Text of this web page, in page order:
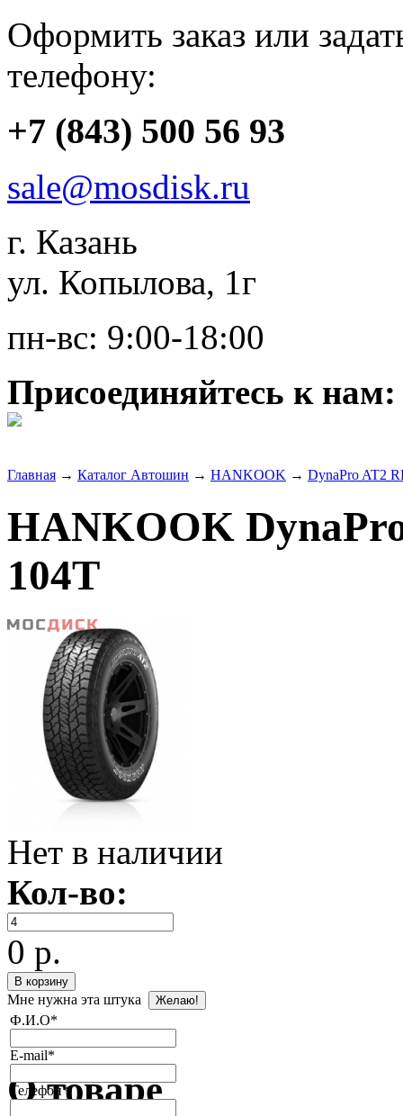
Оформить заказ или
телефону:
+7 (843) 500 56 93
sale@mosdisk.ru
г. Казань
ул. Копылова, 1г
пн-вс: 9:00-18:00
Присоединяйтесь к нам:
Главная → Каталог Автошин → HANKOOK → DynaPro AT2
HANKOOK
104T
Нет в наличии
Кол-во:
0 р.
Мне нужна эта штука
Ф.И.О*
E-mail*
Телефон*
О товаре